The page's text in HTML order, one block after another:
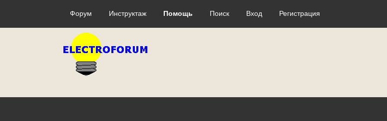
Форум Инструктаж Помощь Поиск Вход Регистрация